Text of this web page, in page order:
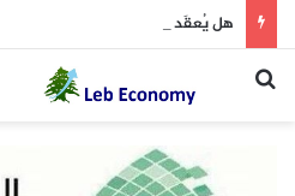
هل يُعقَد لقاء بين القيادة السوريّة
بحث عن